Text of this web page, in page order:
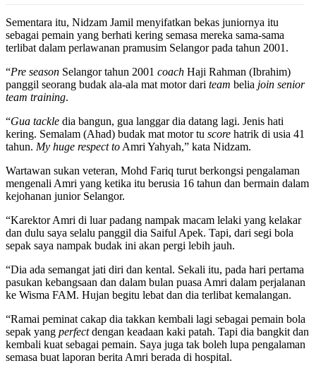
Sementara itu, Nidzam Jamil menyifatkan bekas juniornya itu
sebagai pemain yang berhati kering semasa mereka sama-sama
terlibat dalam perlawanan pramusim Selangor pada tahun 2001.
“Pre season Selangor tahun 2001 coach Haji Rahman (Ibrahim)
panggil seorang budak ala-ala mat motor dari team belia join senior
team training.
“Gua tackle dia bangun, gua langgar dia datang lagi. Jenis hati
kering. Semalam (Ahad) budak mat motor tu score hatrik di usia 41
tahun. My huge respect to Amri Yahyah,” kata Nidzam.
Wartawan sukan veteran, Mohd Fariq turut berkongsi pengalaman
mengenali Amri yang ketika itu berusia 16 tahun dan bermain dalam
kejohanan junior Selangor.
“Karektor Amri di luar padang nampak macam lelaki yang kelakar
dan dulu saya selalu panggil dia Saiful Apek. Tapi, dari segi bola
sepak saya nampak budak ini akan pergi lebih jauh.
“Dia ada semangat jati diri dan kental. Sekali itu, pada hari pertama
pasukan kebangsaan dan dalam bulan puasa Amri dalam perjalanan
ke Wisma FAM. Hujan begitu lebat dan dia terlibat kemalangan.
“Ramai peminat cakap dia takkan kembali lagi sebagai pemain bola
sepak yang perfectdengan keadaan kaki patah. Tapi dia bangkit dan
kembali kuat sebagai pemain. Saya juga tak boleh lupa pengalaman
semasa buat laporan berita Amri berada di hospital.